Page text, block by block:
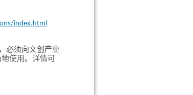
index.html
必须向文创产业
使用。详情可